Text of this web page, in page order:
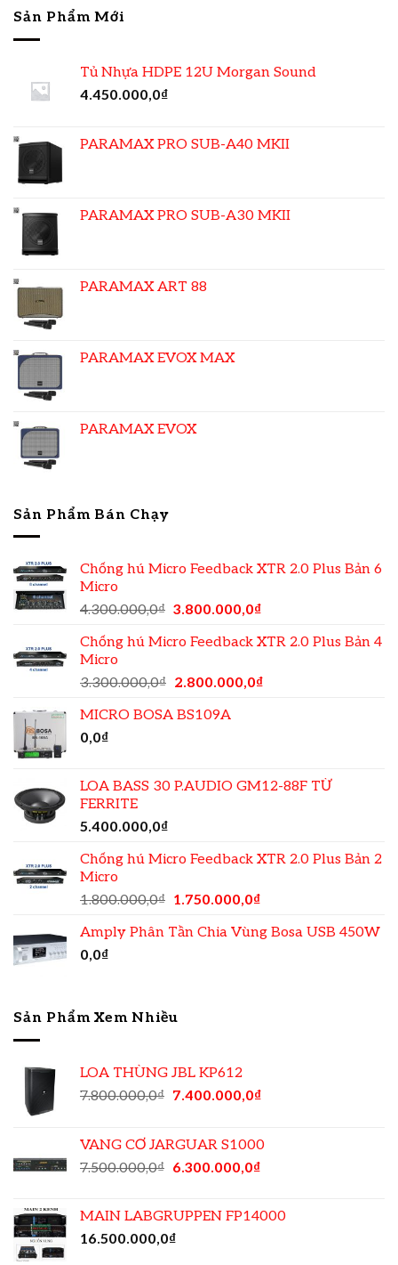
Sản Phẩm Mới
Tủ Nhựa HDPE 12U Morgan Sound
4.450.000,0₫
PARAMAX PRO SUB-A40 MKII
PARAMAX PRO SUB-A30 MKII
PARAMAX ART 88
PARAMAX EVOX MAX
PARAMAX EVOX
Sản Phẩm Bán Chạy
Chống hú Micro Feedback XTR 2.0 Plus Bản 6
Micro
4.300.000,0₫ 3.800.000,0₫
Chống hú Micro Feedback XTR 2.0 Plus Bản 4
Micro
3.300.000,0₫ 2.800.000,0₫
MICRO BOSA BS109A
0,0₫
LOA BASS 30 P.AUDIO GM12-88F TỪ
FERRITE
5.400.000,0₫
Chống hú Micro Feedback XTR 2.0 Plus Bản 2
Micro
1.800.000,0₫ 1.750.000,0₫
Amply Phân Tần Chia Vùng Bosa USB 450W
0,0₫
Sản Phẩm Xem Nhiều
LOA THÙNG JBL KP612
7.800.000,0₫ 7.400.000,0₫
VANG CƠ JARGUAR S1000
7.500.000,0₫ 6.300.000,0₫
MAIN LABGRUPPEN FP14000
16.500.000,0₫